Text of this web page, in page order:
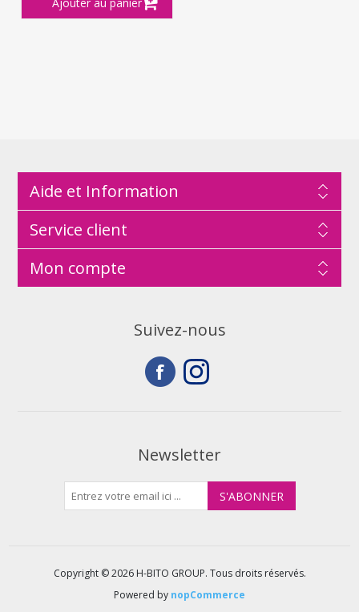
Aide et Information
Service client
Mon compte
Suivez-nous
Newsletter
Copyright © 2026 H-BITO GROUP. Tous droits réservés.
Powered by nopCommerce